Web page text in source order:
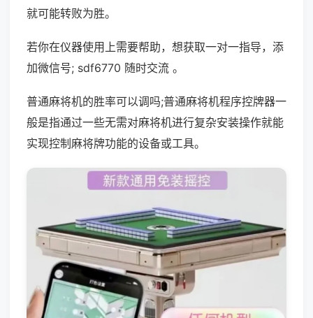
就可能转败为胜。
若你在仪器使用上需要帮助，想获取一对一指导，添
加微信号; sdf6770 随时交流 。
普通麻将机的胜率可以调吗;普通麻将机程序控牌器一
般是指通过一些无需对麻将机进行复杂安装操作就能
实现控制麻将牌功能的设备或工具。